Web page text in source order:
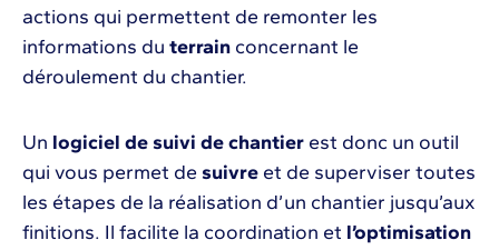
actions qui permettent de remonter les
informations du terrain concernant le
déroulement du chantier.
Un logiciel de suivi de chantier est donc un outil
qui vous permet de suivre et de superviser toutes
les étapes de la réalisation d’un chantier jusqu’aux
finitions. Il facilite la coordination et l’optimisation